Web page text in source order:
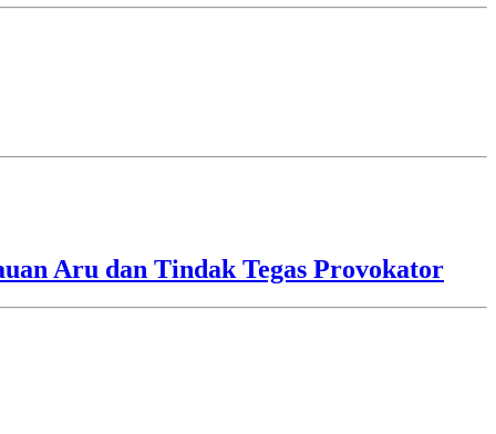
Aru dan Tindak Tegas Provokator